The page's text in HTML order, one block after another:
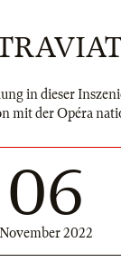
in dieser
mit der Opéra
06
November 2022